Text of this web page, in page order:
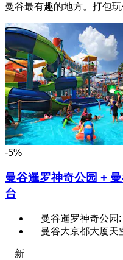
曼谷最有趣的地方。打包玩
-5%
曼谷暹罗神奇公园 +
台
曼谷暹罗神奇公园
曼谷大京都大厦天
新